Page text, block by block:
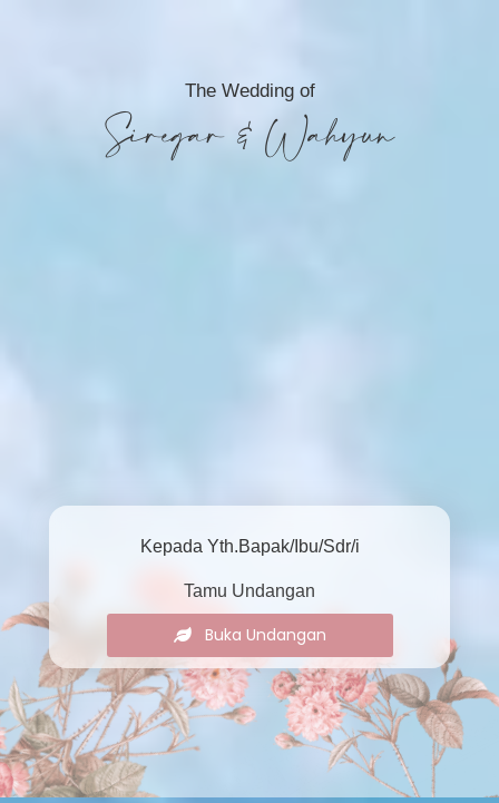
The Wedding of
Siregar & Wahyun
Kepada Yth.Bapak/Ibu/Sdr/i
Tamu Undangan
Buka Undangan